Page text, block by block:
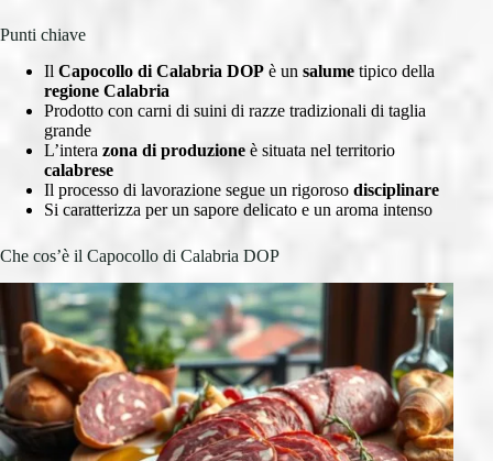
Punti chiave
Il Capocollo di Calabria DOP è un salume tipico della
regione Calabria
Prodotto con carni di suini di razze tradizionali di taglia
grande
L’intera zona di produzione è situata nel territorio
calabrese
Il processo di lavorazione segue un rigoroso disciplinare
Si caratterizza per un sapore delicato e un aroma intenso
Che cos’è il Capocollo di Calabria DOP